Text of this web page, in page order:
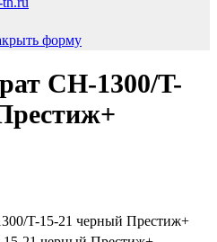
форму
CH-1300/T-
T-15-21 черный Престиж+